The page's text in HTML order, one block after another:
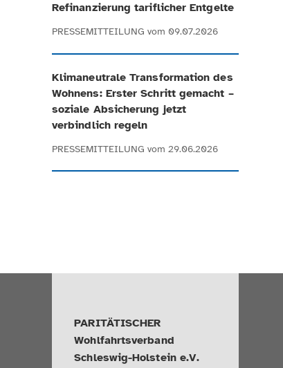
Refinanzierung tariflicher Entgelte
PRESSEMITTEILUNG vom 09.07.2026
Klimaneutrale Transformation des
Wohnens: Erster Schritt gemacht –
soziale Absicherung jetzt
verbindlich regeln
PRESSEMITTEILUNG vom 29.06.2026
PARITÄTISCHER
Wohlfahrtsverband
Schleswig-Holstein e.V.